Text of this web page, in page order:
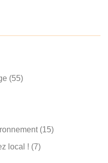
(55)
(15)
local ! (7)